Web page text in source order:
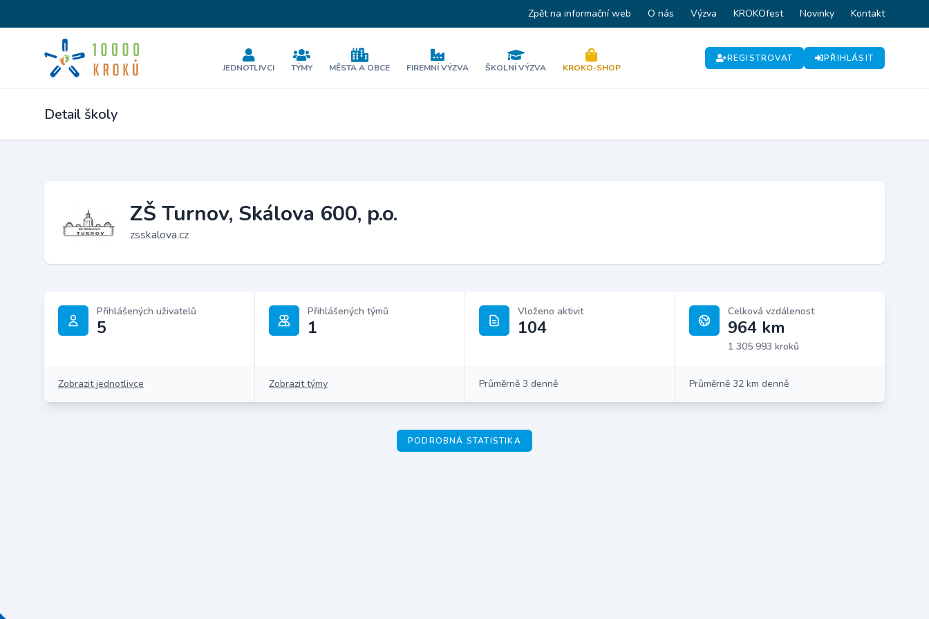
Zpět na informační web O nás Výzva KROKOfest Novinky Kontakt
JEDNOTLIVCI TÝMY MĚSTA A OBCE FIREMNÍ VÝZVA ŠKOLNÍ VÝZVA KROKO-SHOP
REGISTROVAT PŘIHLÁSIT
Detail školy
ZŠ Turnov, Skálova 600, p.o.
zsskalova.cz
Přihlášených uživatelů
5
Zobrazit jednotlivce
Přihlášených týmů
1
Zobrazit týmy
Vloženo aktivit
104
Průměrně 3 denně
Celková vzdálenost
964 km
1 305 993 kroků
Průměrně 32 km denně
PODROBNÁ STATISTIKA